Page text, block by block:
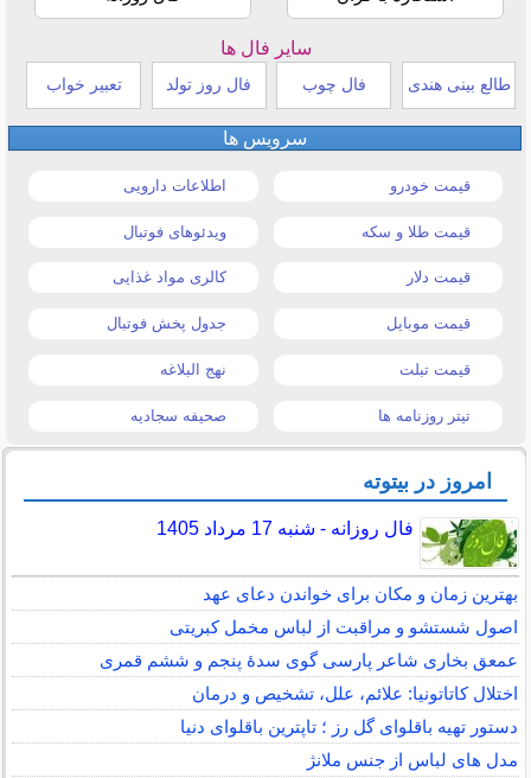
سایر فال ها
طالع بینی هندی فال چوب فال روز تولد تعبیر خواب
سرویس ها
قیمت خودرو اطلاعات دارویی
قیمت طلا و سکه ویدئوهای فوتبال
قیمت دلار کالری مواد غذایی
قیمت موبایل جدول پخش فوتبال
قیمت تبلت نهج البلاغه
تیتر روزنامه ها صحیفه سجادیه
امروز در بیتوته
فال روزانه - شنبه 17 مرداد 1405
بهترین زمان و مکان برای خواندن دعای عهد
اصول شستشو و مراقبت از لباس مخمل کبریتی
عمعق بخاری شاعر پارسی گوی سدهٔ پنجم و ششم قمری
اختلال کاتاتونیا: علائم، علل، تشخیص و درمان
دستور تهیه باقلوای گل رز ؛ تاپترین باقلوای دنیا
مدل های لباس از جنس ملانژ